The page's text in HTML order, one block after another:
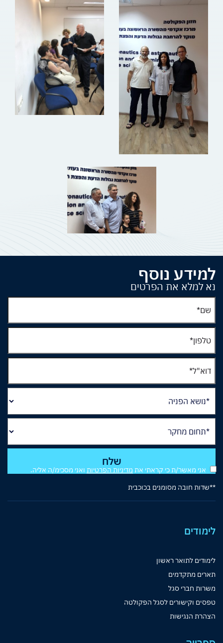
למידע נוסף
נא למלא את הפרטים
אני מאשר/ת כי קראתי את מדיניות הפרטיות
ואני מסכימ/ה אליה.
**שדות חובה מסומנים בכוכבית
לימודים
לימודים לתואר ראשון
תארים מתקדמים
משרות חברי סגל
טפסים וקישורים לסגל הפקולטה
הצהרת הנגישות